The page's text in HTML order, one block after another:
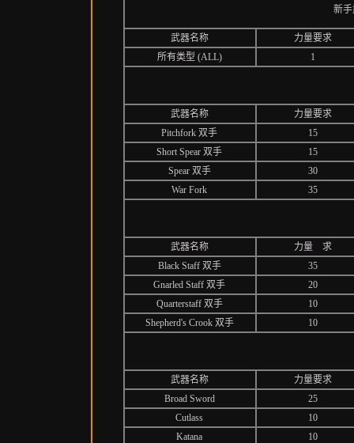
新手
武器名称
力量要求
所有类型 (ALL)
1
武器名称
力量要求
Pitchfork 双手
15
Short Spear 双手
15
Spear 双手
30
War Fork
35
武器名称
力量 求
Black Staff 双手
35
Gnarled Staff 双手
20
Quarterstaff 双手
10
Shepherd's Crook 双手
10
武器名称
力量要求
Broad Sword
25
Cutlass
10
Katana
10